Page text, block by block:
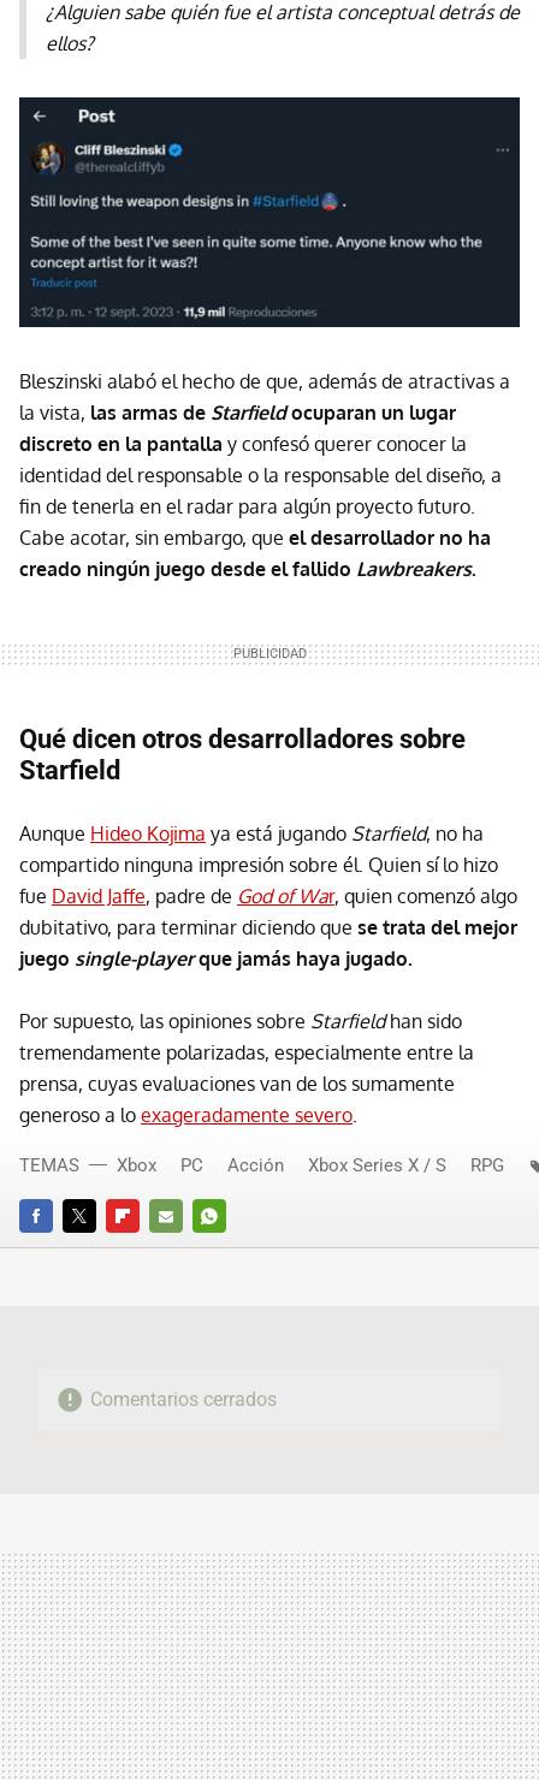
¿Alguien sabe quién fue el artista conceptual detrás de
ellos?
Bleszinski alabó el hecho de que, además de atractivas a
la vista, las armas de Starfieldocuparan un lugar
discreto en la pantalla y confesó querer conocer la
identidad del responsable o la responsable del diseño, a
fin de tenerla en el radar para algún proyecto futuro.
Cabe acotar, sin embargo, que el desarrollador no ha
creado ningún juego desde el fallido Lawbreakers.
Qué dicen otros desarrolladores sobre
Starfield
Aunque Hideo Kojima ya está jugando Starfield, no ha
compartido ninguna impresión sobre él. Quien sí lo hizo
fue David Jaffe, padre de God of War, quien comenzó algo
dubitativo, para terminar diciendo que se trata del mejor
juego single-playerque jamás haya jugado.
Por supuesto, las opiniones sobre Starfieldhan sido
tremendamente polarizadas, especialmente entre la
prensa, cuyas evaluaciones van de los sumamente
generoso a lo exageradamente severo
FACEBOOKTWITTERFLIPBOARD
E-
WHATSAPP
TEMAS Xbox PC Acción Xbox Series X / S RPG
Comentarios cerrados